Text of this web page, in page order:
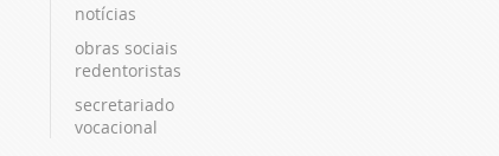
notícias
obras sociais
redentoristas
secretariado
vocacional